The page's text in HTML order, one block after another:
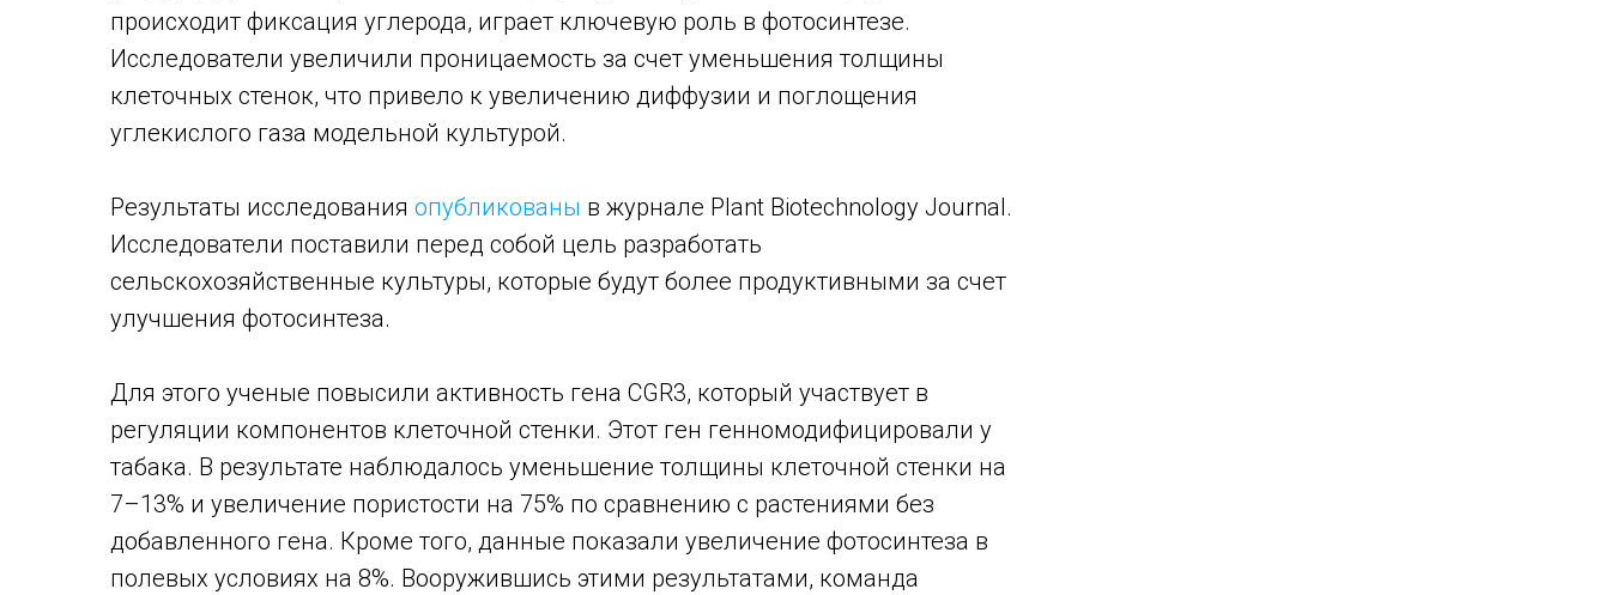
происходит фиксация углерода, играет ключевую роль в фотосинтезе.
Исследователи увеличили проницаемость за счет уменьшения толщины
клеточных стенок, что привело к увеличению диффузии и поглощения
углекислого газа модельной культурой.
Результаты исследования опубликованы в журнале Plant Biotechnology Journal.
Исследователи поставили перед собой цель разработать
сельскохозяйственные культуры, которые будут более продуктивными за счет
улучшения фотосинтеза.
Для этого ученые повысили активность гена CGR3, который участвует в
регуляции компонентов клеточной стенки. Этот ген генномодифицировали у
табака. В результате наблюдалось уменьшение толщины клеточной стенки на
7–13% и увеличение пористости на 75% по сравнению с растениями без
добавленного гена. Кроме того, данные показали увеличение фотосинтеза в
полевых условиях на 8%. Вооружившись этими результатами, команда